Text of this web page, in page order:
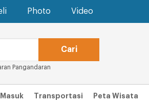
Photo Video
Pangandaran
Transportasi Peta Wisata